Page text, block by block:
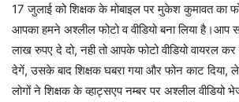
17 जुलाई को शिक्षक के मोबाइल पर मुकेश कुमावत का
आपका हमने अश्लील फोटो व वीडियो बना लिया है।आप
लाख रुपए दे दो, नही तो आपके फोटो वीडियो वायरल
देगें, उसके बाद शिक्षक घबरा गया और फोन काट दिया,
लोगों ने शिक्षक के व्हाट्सएप नम्बर पर अश्लील वीडियो